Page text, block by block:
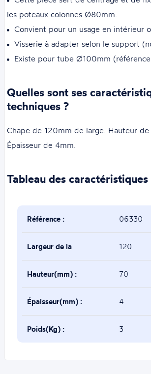
les poteaux colonnes Ø80mm.
Convient pour un usage en intérieur
Visserie à adapter selon le support
Existe pour tube Ø100mm
Quelles sont ses
techniques ?
Chape de 120mm de large. Hauteur
Épaisseur de 4mm.
Tableau des
Référence : 06330
Largeur de la
chape(mm) :
120
Hauteur(mm) : 70
Épaisseur(mm) : 4
Poids(Kg) : 3